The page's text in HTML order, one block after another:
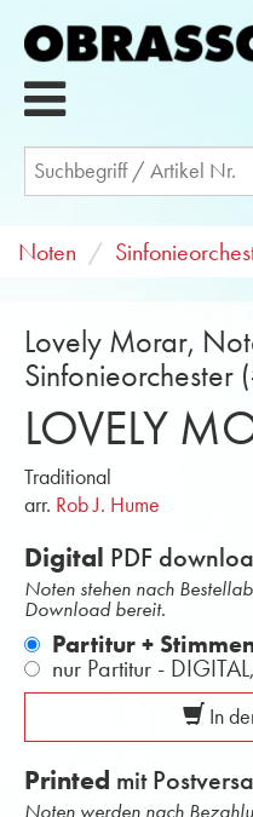
Noten
Lovely Morar,
Sinfonieorchester
LOVELY
Traditional
arr. Rob J. Hume
Digital PDF
Noten stehen nach
Download bereit.
Partitur +
nur Partitur - DIGITAL,
In
Printed mit
Noten werden nach